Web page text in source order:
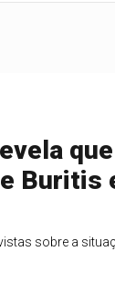
Buritis
sobre a